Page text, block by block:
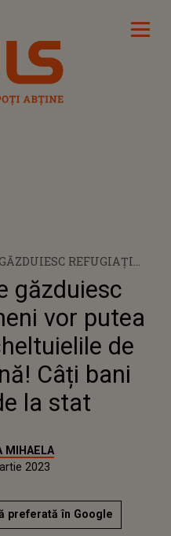
REFUGIAȚI
PUTEA DECONTA DIN
CAZARE ȘI HRANĂ! CÂȚI
LA STAT
găzduiesc
vor putea
de
Câți bani
la stat
MIHAELA
2023
preferată în Google